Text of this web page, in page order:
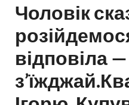
Чоловік
відповіла